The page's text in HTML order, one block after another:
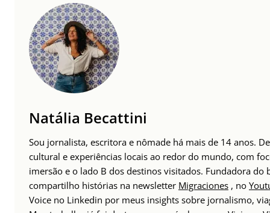
Natália Becattini
Sou jornalista, escritora e nômade há mais de 14 anos.
cultural e experiências locais ao redor do mundo, com
imersão e o lado B dos destinos visitados. Fundadora
compartilho histórias na newsletter Migraciones , no
Voice no Linkedin por meus insights sobre jornalismo,